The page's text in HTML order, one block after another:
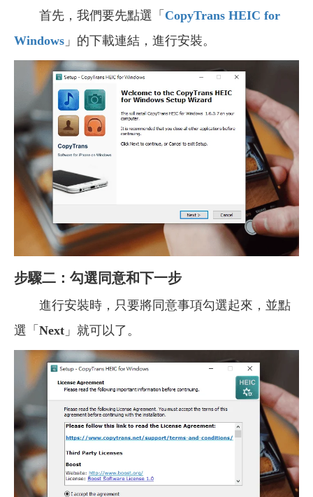
首先，我們要先點選「 CopyTrans HEIC for
Windows 」的下載連結，進行安裝。
步驟二：勾選同意和下一步
進行安裝時，只要將同意事項勾選起來，並點
選「 Next 」就可以了。